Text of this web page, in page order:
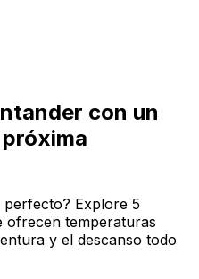
con un
perfecto? Explore 5
ofrecen temperaturas
y el descanso todo